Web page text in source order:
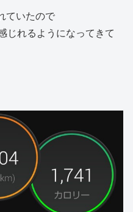
ていたので
じれるようになってきて